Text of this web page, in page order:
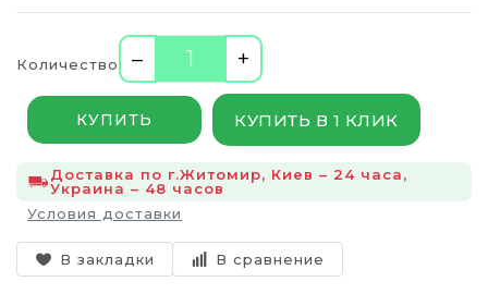
Количество – +
КУПИТЬ КУПИТЬ В 1 КЛИК
Доставка по г.Житомир, Киев – 24 часа,
Украина – 48 часов
Условия доставки
В закладки В сравнение